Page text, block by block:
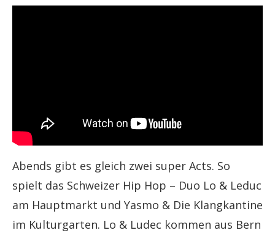
Abends gibt es gleich zwei super Acts. So
spielt das Schweizer Hip Hop – Duo Lo & Leduc
am Hauptmarkt und Yasmo & Die Klangkantine
im Kulturgarten. Lo & Ludec kommen aus Bern